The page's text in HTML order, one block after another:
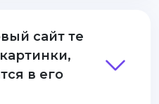
сайт те
в его